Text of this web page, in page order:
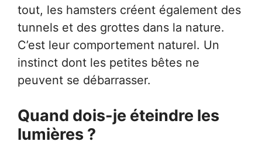
tout, les hamsters créent également des
tunnels et des grottes dans la nature.
C’est leur comportement naturel. Un
instinct dont les petites bêtes ne
peuvent se débarrasser.
Quand dois-je éteindre les
lumières ?